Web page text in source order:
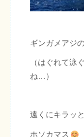
ギンガメアジ
（はぐれて泳
ね…）
遠くにキラッ
ホソカマス